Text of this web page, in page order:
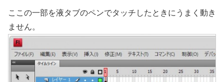
ここの一部を液タブのペンでタッチしたときにうまく動き
ません。